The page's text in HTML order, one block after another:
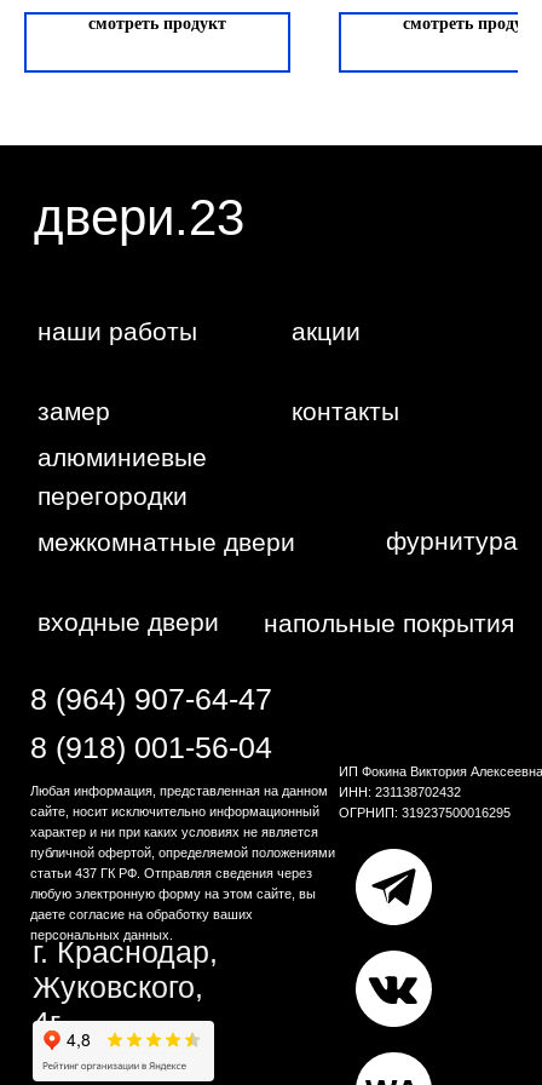
(АГБ)смотреть продукт смотреть продукт
Политика
конфиденциальности
любую электронную форму на этом сайте, вы
даете согласие на обработку ваших